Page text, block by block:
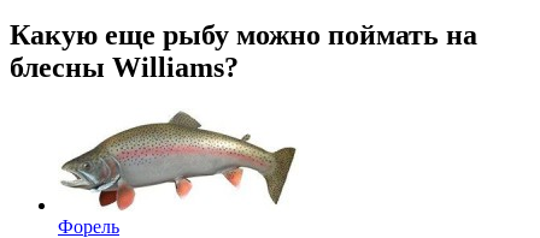
Какую еще рыбу можно поймать на
блесны Williams?
Форель